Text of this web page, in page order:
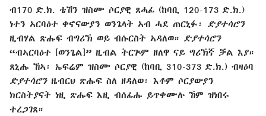
ብ170 ድ.ክ. ቴሽን ዝስሙ ሶርያዊ ጸሓፊ (ከባቢ 120-173 ድ.ክ.)
ነተን ኣርባዕተ ቀኖናውያን ወንጌላት ኣብ ሓደ ጠርኒፉ፡ ድያተሳሮን
ዚብሃል ጽሑፍ ብግሪኽ ወይ ብሱርስት ኣዳለወ። ድያተሳሮን
“ብኣርባዕተ [ወንጌል]” ዚብል ትርጕም ዘለዋ ናይ ግሪኽኛ ቓል እያ።
ጸኒሑ ኸኣ፡ ኤፍሬም ዝስሙ ሶርያዊ (ከባቢ 310-373 ድ.ክ.) ብዛዕባ
ድያተሳሮን ዜብርህ ጽሑፍ ስለ ዘዳለወ፡ እቶም ሶርያውያን
ክርስትያናት ነዚ ጽሑፍ እዚ ብሰፊሑ ይጥቀሙሉ ኸም ዝነበሩ
ተረጋገጸ።